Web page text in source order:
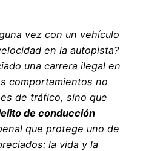
vez con un vehículo
en la autopista?
una carrera ilegal en
comportamientos no
de tráfico, sino que
de conducción
que protege uno de
la vida y la